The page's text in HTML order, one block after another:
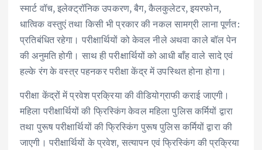
स्मार्ट वॉच, इलेक्ट्रॉनिक उपकरण, बैग, कैलकुलेटर, इयरफोन,
धात्विक वस्तुएं तथा किसी भी प्रकार की नकल सामग्री लाना पूर्णत:
प्रतिबंधित रहेगा। परीक्षार्थियों को केवल नीले अथवा काले बॉल पेन
की अनुमति होगी। साथ ही परीक्षार्थियों को आधी बाँह वाले सादे एवं
हल्के रंग के वस्त्र पहनकर परीक्षा केंद्र में उपस्थित होना होगा।
परीक्षा केंद्रों में प्रवेश प्रक्रिया की वीडियोग्राफी कराई जाएगी।
महिला परीक्षार्थियों की फ्रिस्किंग केवल महिला पुलिस कर्मियों द्वारा
तथा पुरूष परीक्षार्थियों की फ्रिस्किंग पुरूष पुलिस कर्मियों द्वारा की
जाएगी। परीक्षार्थियों के प्रवेश, सत्यापन एवं फ्रिस्किंग की प्रक्रिया